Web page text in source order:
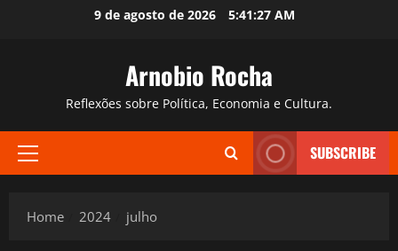
9 de agosto de 2026 5:41:28 AM
Arnobio Rocha
Reflexões sobre Política, Economia e Cultura.
Primary
SUBSCRIBE
Home 2024 julho